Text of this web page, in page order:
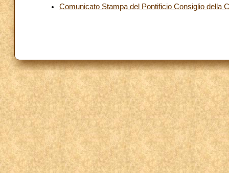
Comunicato Stampa del Pontificio Consiglio della